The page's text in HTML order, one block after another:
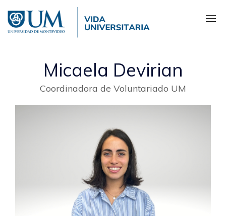
contenido
principal
Micaela Devirian
Coordinadora de Voluntariado UM